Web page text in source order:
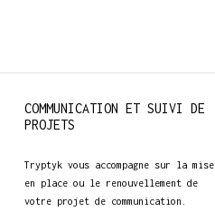
COMMUNICATION ET SUIVI DE
PROJETS
Tryptyk vous accompagne sur la mise
en place ou le renouvellement de
votre projet de communication.